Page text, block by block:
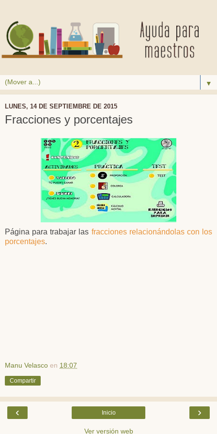
▼
LUNES, 14 DE SEPTIEMBRE DE 2015
Fracciones y porcentajes
Página para trabajar las fracciones relacionándolas con los
porcentajes.
Manu Velasco en 18:07
Compartir
‹ ›
Inicio
Ver versión web